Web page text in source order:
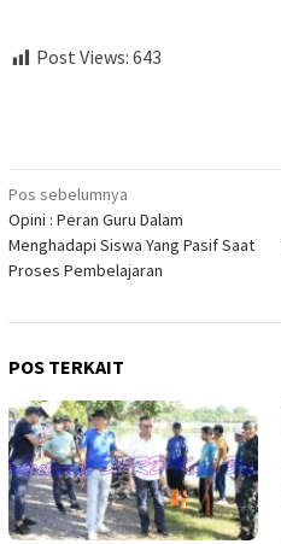
Post Views: 643
Navigasi
pos
Pos sebelumnya
Opini : Peran Guru Dalam
Menghadapi Siswa Yang Pasif Saat
Proses Pembelajaran
POS TERKAIT